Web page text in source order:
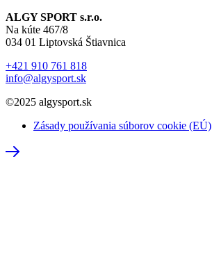
ALGY SPORT s.r.o.
Na kúte 467/8
034 01 Liptovská Štiavnica
+421 910 761 818
info@algysport.sk
©2025 algysport.sk
Zásady používania súborov cookie (EÚ)